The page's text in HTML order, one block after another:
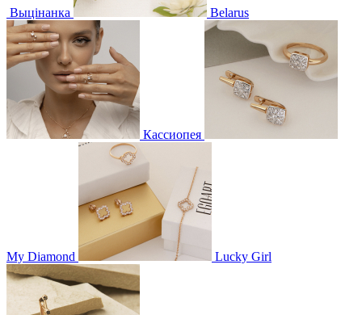
Выцінанка Belarus
Кассиопея
My Diamond Lucky Girl